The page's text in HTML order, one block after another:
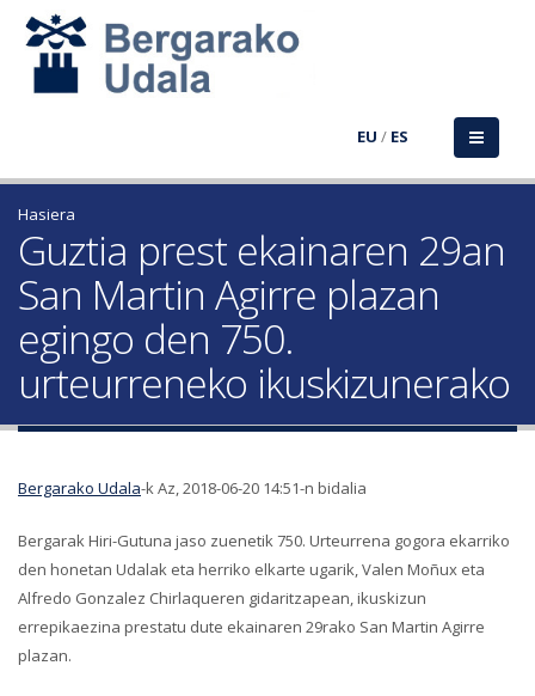
EU / ES
Hasiera
Guztia prest ekainaren 29an
San Martin Agirre plazan
egingo den 750.
urteurreneko ikuskizunerako
Bergarako Udala-k Az, 2018-06-20 14:51-n bidalia
Bergarak Hiri-Gutuna jaso zuenetik 750. Urteurrena gogora ekarriko
den honetan Udalak eta herriko elkarte ugarik, Valen Moñux eta
Alfredo Gonzalez Chirlaqueren gidaritzapean, ikuskizun
errepikaezina prestatu dute ekainaren 29rako San Martin Agirre
plazan.